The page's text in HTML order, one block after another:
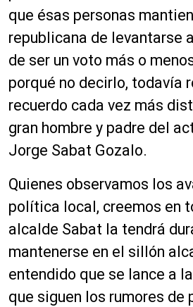
que ésas personas
republicana de levantarse
de ser un voto más o
porqué no decirlo, todavía
recuerdo cada vez más
gran hombre y padre del
Jorge Sabat Gozalo.
Quienes observamos los
política local, creemos en
alcalde Sabat la tendrá
mantenerse en el sillón
entendido que se lance a
que siguen los rumores de